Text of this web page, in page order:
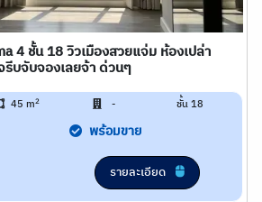
4 ชั้น 18 วิวเมืองสวยแจ่ม ห้องเปล่า
รีบจับจองเลยจ้า ด่วนๆ
45 m2 - ชั้น 18
พร้อมขาย
รายละเอียด